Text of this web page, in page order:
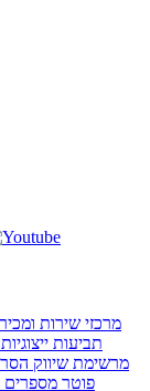
מרכזי שירות
תביעות ייצוגיות
מרשימת שיווק
פוטר מספרים